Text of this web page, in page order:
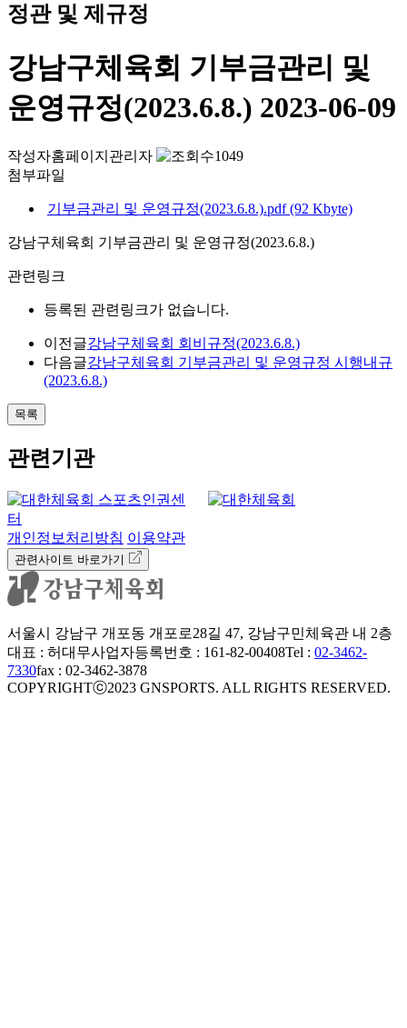
정관 및 제규정
강남구체육회 기부금관리 및
운영규정(2023.6.8.) 2023-06-09
작성자홈페이지관리자
1049
첨부파일
기부금관리 및 운영규정(2023.6.8.).pdf (92 Kbyte)
강남구체육회 기부금관리 및 운영규정(2023.6.8.)
관련링크
등록된 관련링크가 없습니다.
이전글강남구체육회 회비규정(2023.6.8.)
다음글강남구체육회 기부금관리 및 운영규정 시행내규
(2023.6.8.)
목록
관련기관
개인정보처리방침 이용약관
관련사이트 바로가기
서울시 강남구 개포동 개포로28길 47, 강남구민체육관 내 2층
대표 : 허대무사업자등록번호 : 161-82-00408Tel : 02-3462-
7330fax : 02-3462-3878
COPYRIGHTⓒ2023 GNSPORTS. ALL RIGHTS RESERVED.